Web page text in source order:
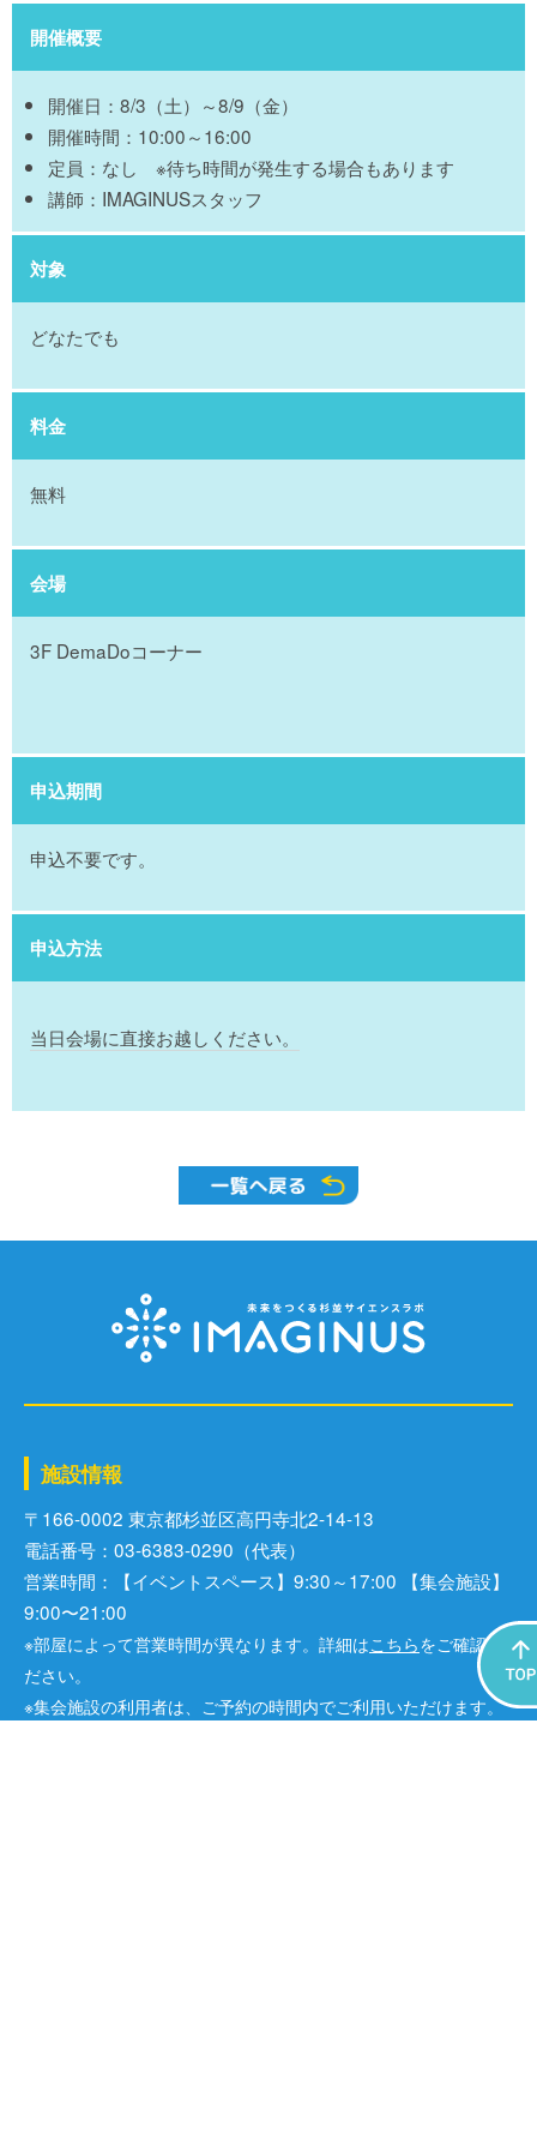
開催概要
開催日：8/3（土）～8/9（金）
開催時間：10:00～16:00
定員：なし ※待ち時間が発生する場合もあります
講師：IMAGINUSスタッフ
対象
どなたでも
料金
無料
会場
3F DemaDoコーナー
申込期間
申込不要です。
申込方法
当日会場に直接お越しください。
施設情報
〒166-0002 東京都杉並区⾼円寺北2-14-13
電話番号：03-6383-0290（代表）
営業時間：【イベントスペース】9:30～17:00 【集会施設】
9:00〜21:00
※部屋によって営業時間が異なります。詳細はこちらをご確認く
ださい。
※集会施設の利用者は、ご予約の時間内でご利用いただけます。